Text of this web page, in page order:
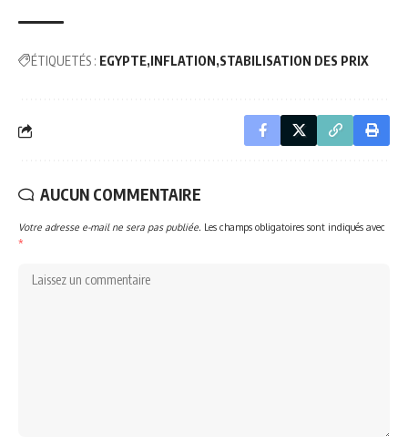
ÉTIQUETÉS : EGYPTE INFLATION STABILISATION DES PRIX
AUCUN COMMENTAIRE
Votre adresse e-mail ne sera pas publiée. Les champs obligatoires sont indiqués avec
*